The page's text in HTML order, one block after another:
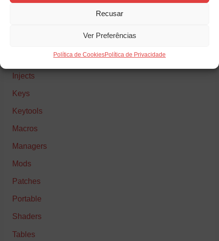
Recusar
Ver Preferências
Política de CookiesPolítica de Privacidade
Builders
Injects
Keys
Keytools
Macros
Managers
Mods
Patches
Portable
Shaders
Tables